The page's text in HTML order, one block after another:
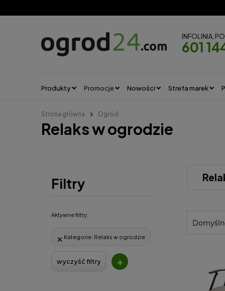
INFOLINIA,
601
Produkty Promocje Nowości Strefa marek
Strona główna Ogród
Relaks w ogrodzie
Filtry
Aktywne filtry:
Kategorie: Relaks w ogrodzie
wyczyść filtry +